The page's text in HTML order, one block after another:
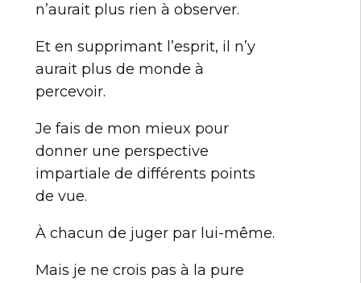
n’aurait plus rien à observer.
Et en supprimant l’esprit, il n’y
aurait plus de monde à
percevoir.
Je fais de mon mieux pour
donner une perspective
impartiale de différents points
de vue.
À chacun de juger par lui-même.
Mais je ne crois pas à la pure